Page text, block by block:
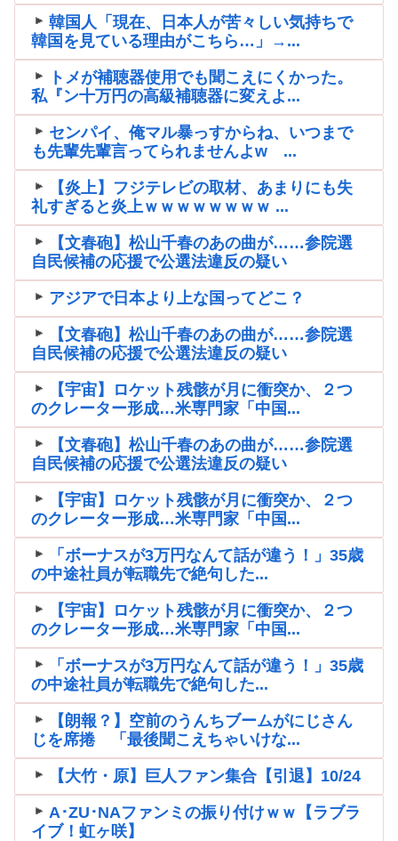
韓国人「現在、日本人が苦々しい気持ちで
韓国を見ている理由がこちら…」→...
トメが補聴器使用でも聞こえにくかった。
私『ン十万円の高級補聴器に変えよ...
センパイ、俺マル暴っすからね、いつまで
も先輩先輩言ってられませんよw ...
【炎上】フジテレビの取材、あまりにも失
礼すぎると炎上ｗｗｗｗｗｗｗｗ ...
【文春砲】松山千春のあの曲が……参院選
自民候補の応援で公選法違反の疑い
アジアで日本より上な国ってどこ？
【文春砲】松山千春のあの曲が……参院選
自民候補の応援で公選法違反の疑い
【宇宙】ロケット残骸が月に衝突か、２つ
のクレーター形成…米専門家「中国...
【文春砲】松山千春のあの曲が……参院選
自民候補の応援で公選法違反の疑い
【宇宙】ロケット残骸が月に衝突か、２つ
のクレーター形成…米専門家「中国...
「ボーナスが3万円なんて話が違う！」35歳
の中途社員が転職先で絶句した...
【宇宙】ロケット残骸が月に衝突か、２つ
のクレーター形成…米専門家「中国...
「ボーナスが3万円なんて話が違う！」35歳
の中途社員が転職先で絶句した...
【朗報？】空前のうんちブームがにじさん
じを席捲 「最後聞こえちゃいけな...
【大竹・原】巨人ファン集合【引退】10/24
A･ZU･NAファンミの振り付けｗｗ【ラブラ
イブ！虹ヶ咲】